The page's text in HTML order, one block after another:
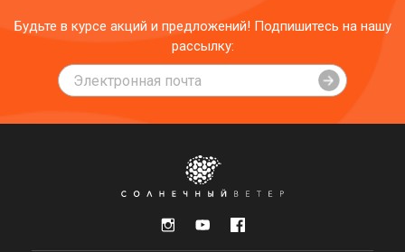
Будьте в курсе акций и предложений! Подпишитесь на нашу
рассылку: